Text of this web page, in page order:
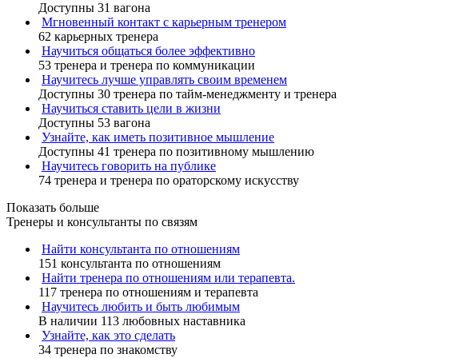
Доступны 31 вагона
Мгновенный контакт с карьерным тренером
62 карьерных тренера
Научиться общаться более эффективно
53 тренера и тренера по коммуникации
Научитесь лучше управлять своим временем
Доступны 30 тренера по тайм-менеджменту и тренера
Научиться ставить цели в жизни
Доступны 53 вагона
Узнайте, как иметь позитивное мышление
Доступны 41 тренера по позитивному мышлению
Научитесь говорить на публике
74 тренера и тренера по ораторскому искусству
Показать больше
Тренеры и консультанты по связям
Найти консультанта по отношениям
151 консультанта по отношениям
Найти тренера по отношениям или терапевта.
117 тренера по отношениям и терапевта
Научитесь любить и быть любимым
В наличии 113 любовных наставника
Узнайте, как это сделать
34 тренера по знакомству